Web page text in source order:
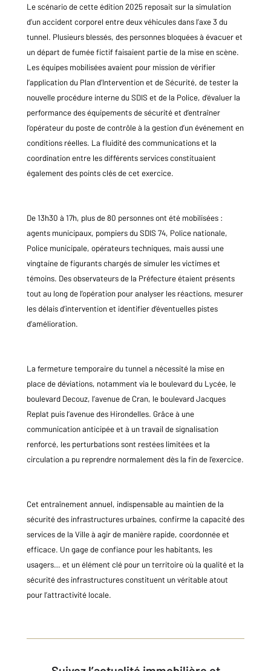
Le scénario de cette édition 2025 reposait sur la simulation
d’un accident corporel entre deux véhicules dans l’axe 3 du
tunnel. Plusieurs blessés, des personnes bloquées à évacuer et
un départ de fumée fictif faisaient partie de la mise en scène.
Les équipes mobilisées avaient pour mission de vérifier
l’application du Plan d’Intervention et de Sécurité, de tester la
nouvelle procédure interne du SDIS et de la Police, d’évaluer la
performance des équipements de sécurité et d’entraîner
l’opérateur du poste de contrôle à la gestion d’un événement en
conditions réelles. La fluidité des communications et la
coordination entre les différents services constituaient
également des points clés de cet exercice.
De 13h30 à 17h, plus de 80 personnes ont été mobilisées :
agents municipaux, pompiers du SDIS 74, Police nationale,
Police municipale, opérateurs techniques, mais aussi une
vingtaine de figurants chargés de simuler les victimes et
témoins. Des observateurs de la Préfecture étaient présents
tout au long de l’opération pour analyser les réactions, mesurer
les délais d’intervention et identifier d’éventuelles pistes
d’amélioration.
La fermeture temporaire du tunnel a nécessité la mise en
place de déviations, notamment via le boulevard du Lycée, le
boulevard Decouz, l’avenue de Cran, le boulevard Jacques
Replat puis l’avenue des Hirondelles. Grâce à une
communication anticipée et à un travail de signalisation
renforcé, les perturbations sont restées limitées et la
circulation a pu reprendre normalement dès la fin de l’exercice.
Cet entraînement annuel, indispensable au maintien de la
sécurité des infrastructures urbaines, confirme la capacité des
services de la Ville à agir de manière rapide, coordonnée et
efficace. Un gage de confiance pour les habitants, les
usagers… et un élément clé pour un territoire où la qualité et la
sécurité des infrastructures constituent un véritable atout
pour l’attractivité locale.